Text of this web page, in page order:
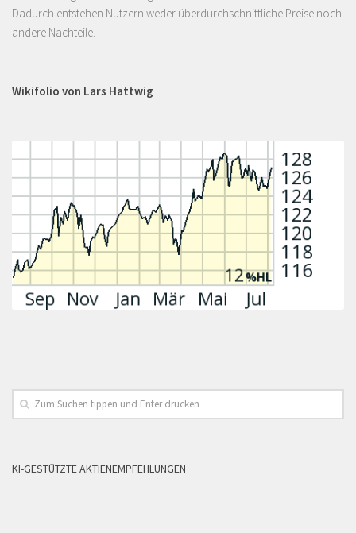
Dadurch entstehen Nutzern weder überdurchschnittliche Preise noch
andere Nachteile.
Wikifolio von Lars Hattwig
KI-GESTÜTZTE AKTIENEMPFEHLUNGEN